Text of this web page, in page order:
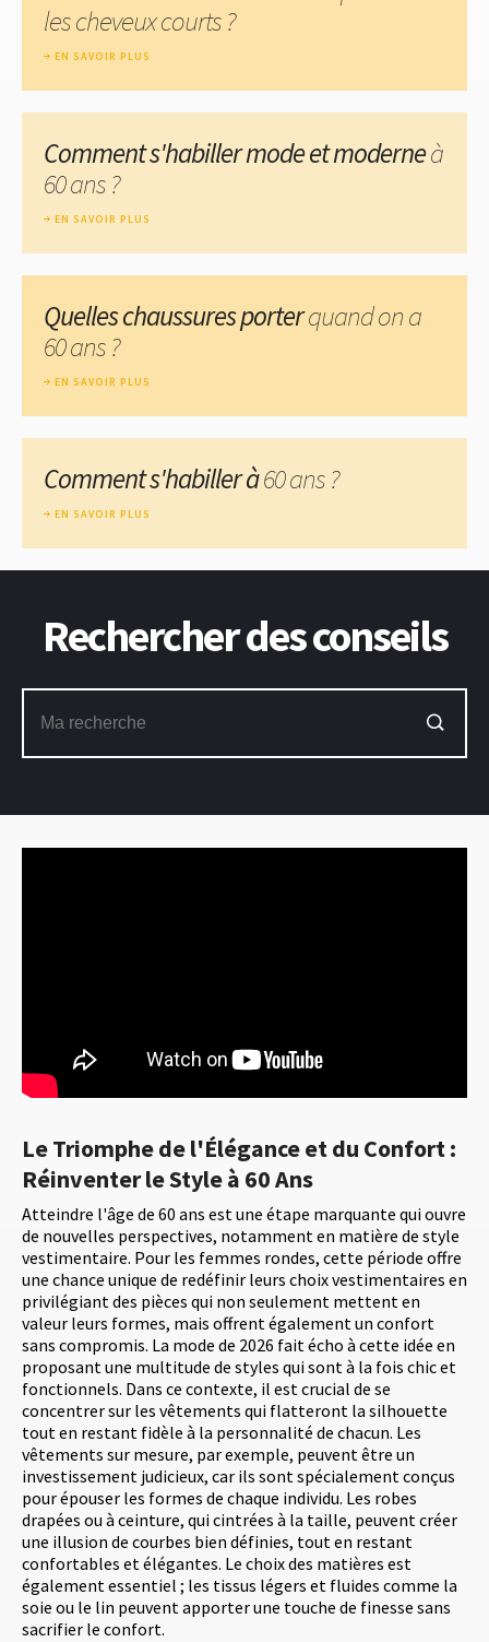
Le Triomphe de l'Élégance et du Confort :
Réinventer le Style à 60 Ans
Atteindre l'âge de 60 ans est une étape marquante qui ouvre
de nouvelles perspectives, notamment en matière de style
vestimentaire. Pour les femmes rondes, cette période offre
une chance unique de redéfinir leurs choix vestimentaires en
privilégiant des pièces qui non seulement mettent en
valeur leurs formes, mais offrent également un confort
sans compromis. La mode de 2026 fait écho à cette idée en
proposant une multitude de styles qui sont à la fois chic et
fonctionnels. Dans ce contexte, il est crucial de se
concentrer sur les vêtements qui flatteront la silhouette
tout en restant fidèle à la personnalité de chacun. Les
vêtements sur mesure, par exemple, peuvent être un
investissement judicieux, car ils sont spécialement conçus
pour épouser les formes de chaque individu. Les robes
drapées ou à ceinture, qui cintrées à la taille, peuvent créer
une illusion de courbes bien définies, tout en restant
confortables et élégantes. Le choix des matières est
également essentiel ; les tissus légers et fluides comme la
soie ou le lin peuvent apporter une touche de finesse sans
sacrifier le confort.
les cheveux courts ?
EN SAVOIR PLUS
Comment s'habiller mode et moderneà
60 ans ?
EN SAVOIR PLUS
Quelles chaussures porterquand on a
60 ans ?
EN SAVOIR PLUS
Comment s'habiller à60 ans ?
EN SAVOIR PLUS
Rechercher des conseils